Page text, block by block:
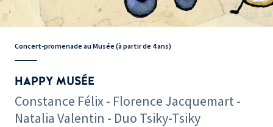
Concert-promenade au Musée (à partir de 4 ans)
HAPPY MUSÉE
Constance Félix - Florence Jacquemart -
Natalia Valentin - Duo Tsiky-Tsiky